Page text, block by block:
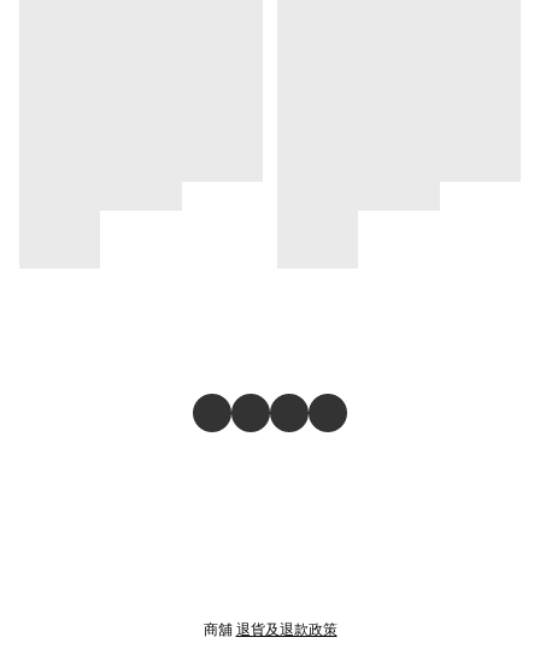
商舖 退貨及退款政策